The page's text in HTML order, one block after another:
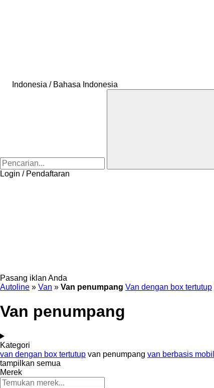
Indonesia / Bahasa Indonesia
Login / Pendaftaran
Pasang iklan Anda
Autoline » Van » Van penumpang Van dengan box tertutup
Van penumpang
Kategori
van dengan box tertutup van penumpang van berbasis
tampilkan semua
Merek